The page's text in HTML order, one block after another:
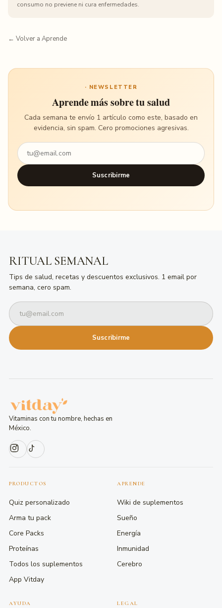
consumo no previene ni cura enfermedades.
← Volver a Aprende
· NEWSLETTER
Aprende más sobre tu salud
Cada semana te envío 1 artículo como este, basado en
evidencia, sin spam. Cero promociones agresivas.
Suscribirme
RITUAL SEMANAL
Tips de salud, recetas y descuentos exclusivos. 1 email por
semana, cero spam.
Suscribirme
Vitaminas con tu nombre, hechas en
México.
PRODUCTOS
Quiz personalizado
Arma tu pack
Core Packs
Proteínas
Todos los suplementos
App Vitday
APRENDE
Wiki de suplementos
Sueño
Energía
Inmunidad
Cerebro
AYUDA LEGAL